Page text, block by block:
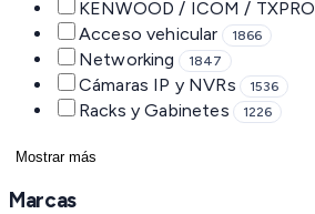
KENWOOD / ICOM / TXPRO
Acceso vehicular 1866
Networking 1847
Cámaras IP y NVRs 1536
Racks y Gabinetes 1226
Mostrar más
Marcas